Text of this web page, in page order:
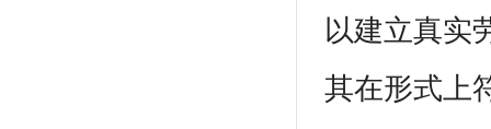
以建立真实
其在形式上